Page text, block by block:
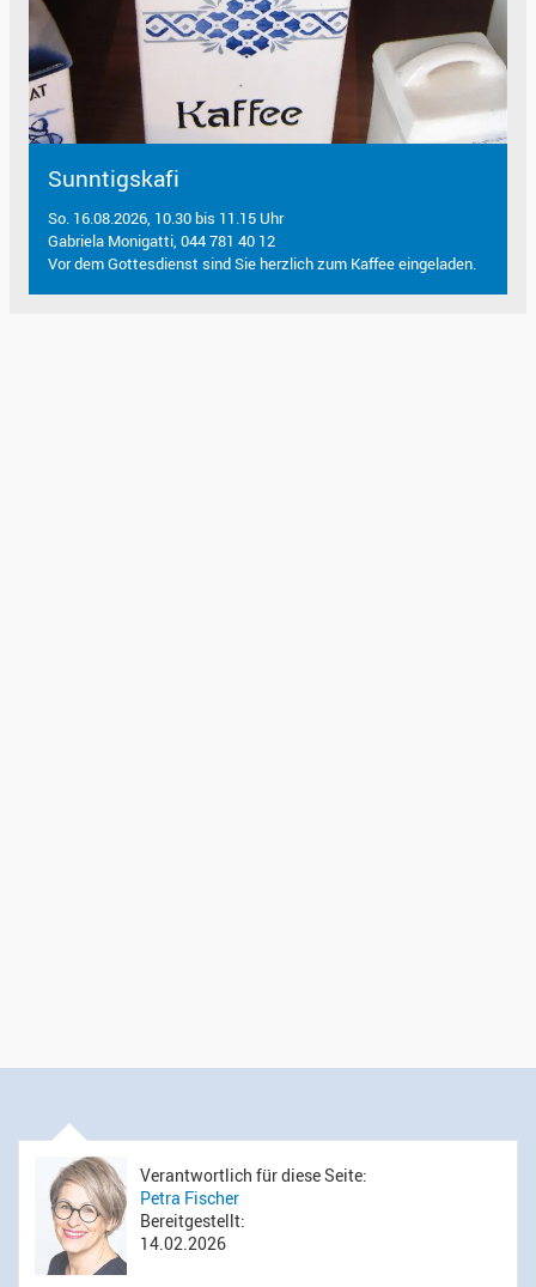
Sunntigskafi
So. 16.08.2026, 10.30 bis 11.15 Uhr
Gabriela Monigatti, 044 781 40 12
Vor dem Gottesdienst sind Sie herzlich zum Kaffee eingeladen.
Verantwortlich für diese Seite:
Petra Fischer
Bereitgestellt:
14.02.2026